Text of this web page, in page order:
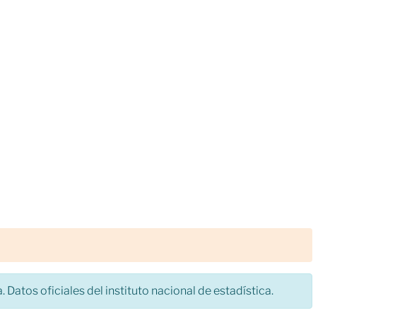
Datos oficiales del instituto nacional de estadística.